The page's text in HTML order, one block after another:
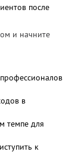
после
и начните
в
темпе для
к